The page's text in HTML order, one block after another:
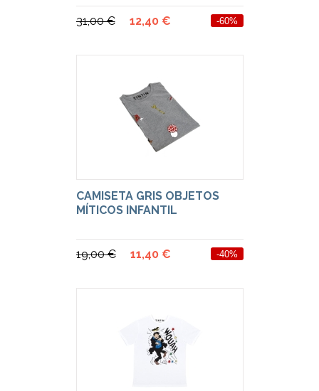
31,00 € 12,40 € -60%
CAMISETA GRIS OBJETOS
MÍTICOS INFANTIL
19,00 € 11,40 € -40%